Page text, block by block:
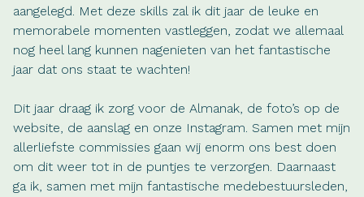
aangelegd. Met deze skills zal ik dit jaar de leuke en
memorabele momenten vastleggen, zodat we allemaal
nog heel lang kunnen nagenieten van het fantastische
jaar dat ons staat te wachten!
Dit jaar draag ik zorg voor de Almanak, de foto’s op de
website, de aanslag en onze Instagram. Samen met mijn
allerliefste commissies gaan wij enorm ons best doen
om dit weer tot in de puntjes te verzorgen. Daarnaast
ga ik, samen met mijn fantastische medebestuursleden,